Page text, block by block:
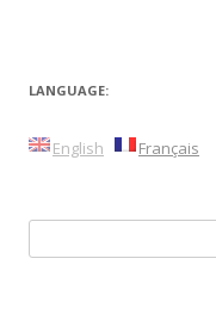
LANGUAGE:
English Français